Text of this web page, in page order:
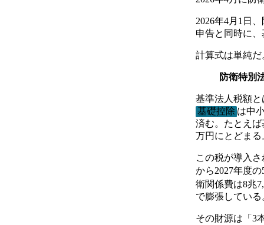
2026年4月1日
申告と同時に
計算式は単純だ
防衛特別
基準法人税額
基礎控除 は中
済む。たとえば
万円にとどまる
この税が導入
から2027年度
衛関係費は8兆
で膨張している
その財源は「3